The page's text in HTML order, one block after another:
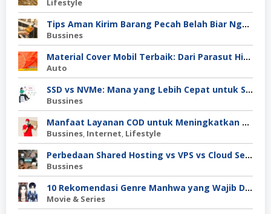
Lifestyle
Tips Aman Kirim Barang Pecah Belah Biar Nggak Retak di Perjalanan
Bussines
Material Cover Mobil Terbaik: Dari Parasut Hingga Polyester, Mana Pilihan Tepat untuk Kamu?
Auto
SSD vs NVMe: Mana yang Lebih Cepat untuk Server Anda?
Bussines
Manfaat Layanan COD untuk Meningkatkan Kepercayaan Pembeli
Bussines, Internet, Lifestyle
Perbedaan Shared Hosting vs VPS vs Cloud Server: Mana untuk Project Skala Menengah?
Bussines
10 Rekomendasi Genre Manhwa yang Wajib Dibaca
Movie & Series